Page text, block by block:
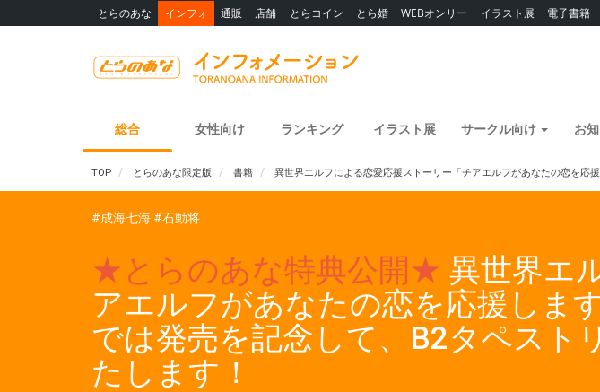
とらのあな インフォ 通販 店舗 とらコイン とら婚 WEBオンリー イラスト展 電子書籍
総合 女性向け ランキング イラスト展 サークル向け お
TOP とらのあな限定版 書籍 異世界エルフによる恋愛応援ストーリー「チアエルフがあなたの恋を応
#成海七海 #石動将
★とらのあな特典公開★ 異世界エ
アエルフがあなたの恋を応援しま
では発売を記念して、B2タペスト
たします！